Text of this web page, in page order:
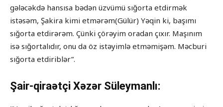
gələcəkdə hansısa bədən üzvümü sığorta etdirmək
istəsəm, Şakira kimi etmərəm(Gülür) Yəqin ki, başımı
sığorta etdirərəm. Çünki çörəyim oradan çıxır. Maşınım
isə sığortalıdır, onu da öz istəyimlə etməmişəm. Məcburi
sığorta etdiriblər”.
Şair-qiraətçi Xəzər Süleymanlı: